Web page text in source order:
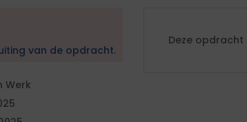
van de opdracht.
Werk
Deze opdracht